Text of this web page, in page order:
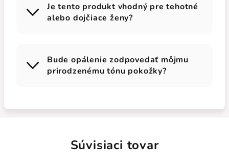
Je tento produkt vhodný pre tehotné
alebo dojčiace ženy?
Bude opálenie zodpovedať môjmu
prirodzenému tónu pokožky?
Súvisiaci tovar